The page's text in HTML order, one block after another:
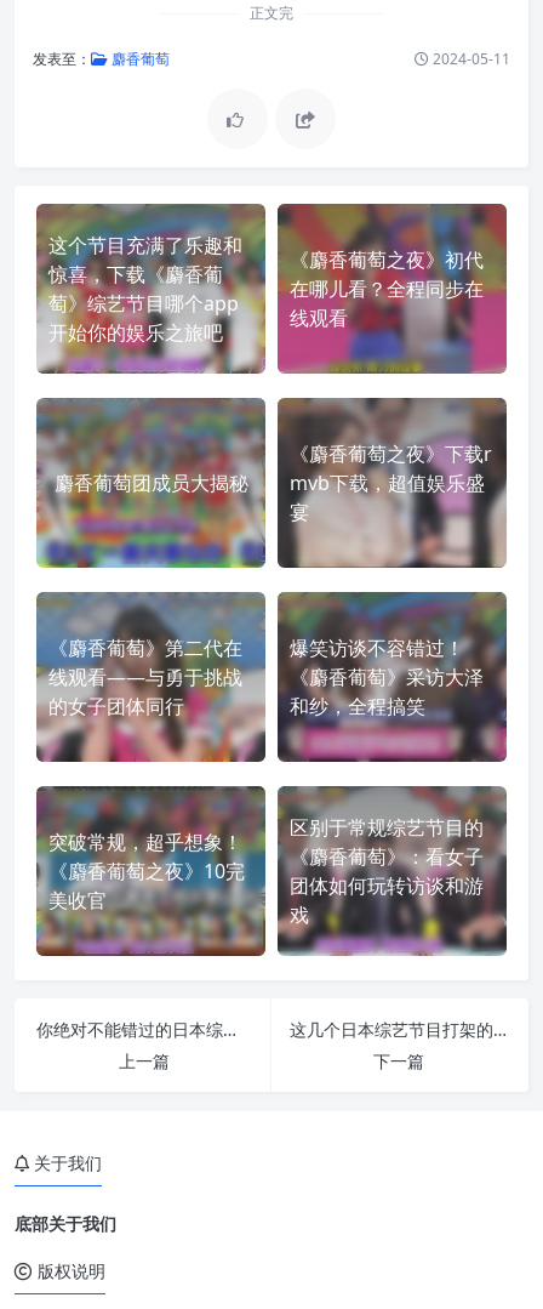
正文完
发表至： 麝香葡萄 2024-05-11
这个节目充满了乐趣和
惊喜，下载《麝香葡
萄》综艺节目哪个app
开始你的娱乐之旅吧
《麝香葡萄之夜》初代
在哪儿看？全程同步在
线观看
麝香葡萄团成员大揭秘
《麝香葡萄之夜》下载r
mvb下载，超值娱乐盛
宴
《麝香葡萄》第二代在
线观看——与勇于挑战
的女子团体同行
爆笑访谈不容错过！
《麝香葡萄》采访大泽
和纱，全程搞笑
突破常规，超乎想象！
《麝香葡萄之夜》10完
美收官
区别于常规综艺节目的
《麝香葡萄》：看女子
团体如何玩转访谈和游
戏
你绝对不能错过的日本综艺家族对抗视频，笑翻了
上一篇
这几个日本综艺节目打架的表演，太过分了吧
下一篇
关于我们
底部关于我们
版权说明